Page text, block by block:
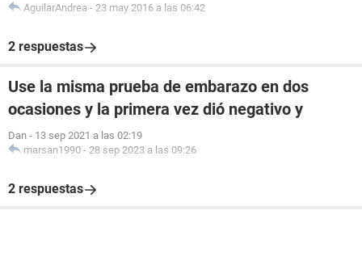
AguilarAndrea - 23 may 2016 a las 06:42
2 respuestas
Use la misma prueba de embarazo en dos
ocasiones y la primera vez dió negativo y
Dan - 13 sep 2021 a las 02:19
marsan1990 - 28 sep 2023 a las 09:26
2 respuestas